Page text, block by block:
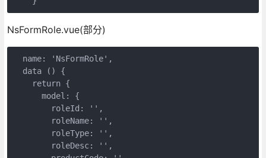
NsFormRole.vue(部分)
  name: 'NsFormRole',
  data () {
    return {
      model: {
        roleId: '',
        roleName: '',
        roleType: '',
        roleDesc: '',